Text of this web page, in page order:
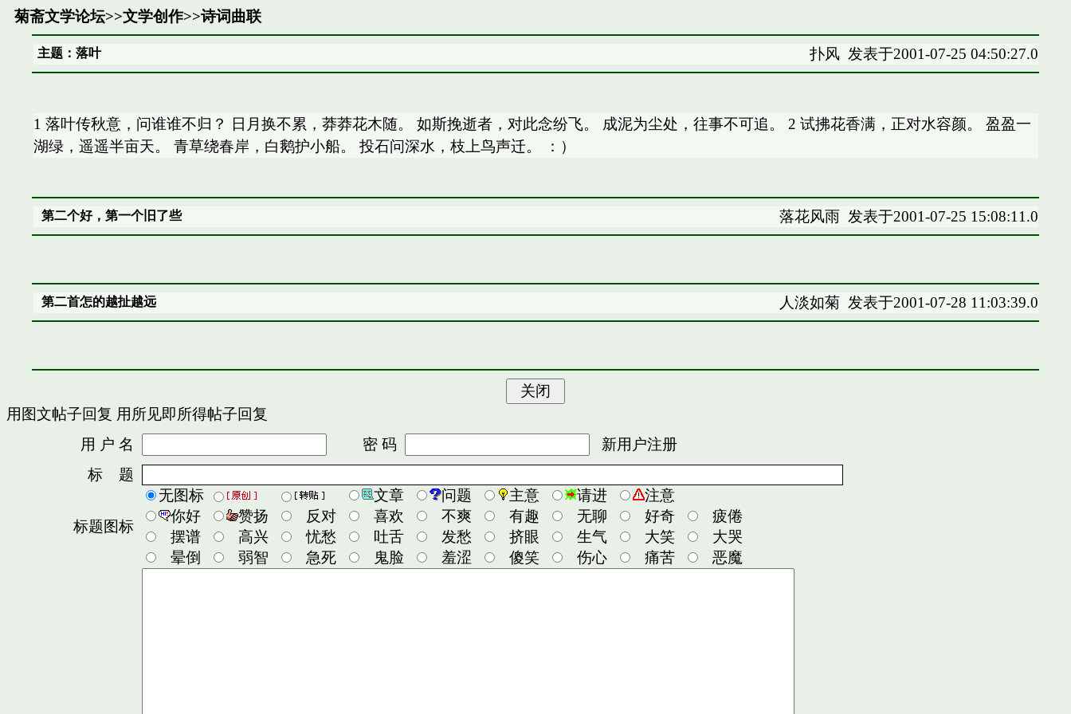
菊斋文学论坛>>文学创作>>诗词曲联
主题：落叶 扑风发表于2001-07-25 04:50:27.0
1 落叶传秋意，问谁谁不归？ 日月换不累，莽莽花木随。 如斯挽逝者，对此念纷飞。 成泥为尘处，往事不可追。 2 试拂花香满，正对水容颜。 盈盈一
湖绿，遥遥半亩天。 青草绕春岸，白鹅护小船。 投石问深水，枝上鸟声迁。 ：）
第二个好，第一个旧了些 落花风雨发表于2001-07-25 15:08:11.0
第二首怎的越扯越远 人淡如菊发表于2001-07-28 11:03:39.0
用图文帖子回复 用所见即所得帖子回复
用 户 名
密 码
新用户注册
标 题
标题图标
无图标 文章 问题 主意 请进
注意
你好
赞扬 反对 喜欢 不爽 有趣 无聊 好奇
疲倦
摆谱
高兴 忧愁 吐舌 发愁 挤眼 生气 大笑
大哭
晕倒
弱智 急死 鬼脸 羞涩 傻笑 伤心 痛苦 恶魔